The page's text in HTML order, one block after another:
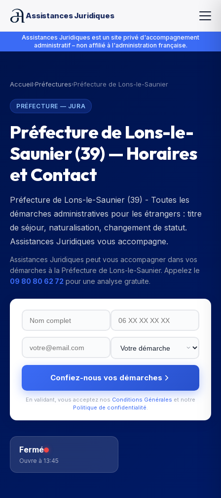
Assistances Juridiques
Assistances Juridiques est un site privé d'accompagnement
administratif – non affilié à l'administration française.
Accueil›Préfectures›Préfecture de Lons-le-Saunier
PRÉFECTURE — JURA
Préfecture de Lons-le-
Saunier(39) — Horaires
et Contact
Préfecture de Lons-le-Saunier (39) - Toutes les
démarches administratives pour les étrangers : titre
de séjour, naturalisation, changement de statut.
Assistances Juridiques vous accompagne.
Assistances Juridiques peut vous accompagner dans vos
démarches à la Préfecture de Lons-le-Saunier. Appelez le
09 80 80 62 72 pour une analyse gratuite.
Confiez-nous vos démarches
En validant, vous acceptez nos Conditions Générales et notre
Politique de confidentialité.
Fermé
Ouvre à 13:45